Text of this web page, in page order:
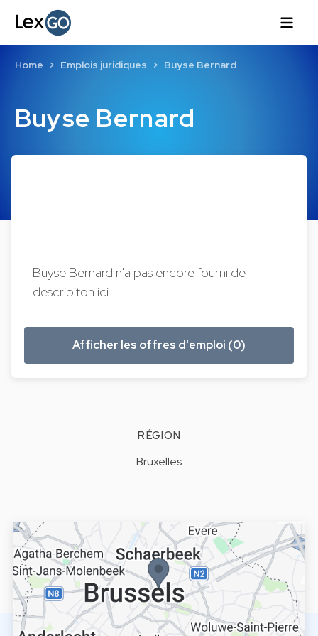
Buyse Bernard
Home Emplois juridiques Buyse Bernard
Buyse Bernard n'a pas encore fourni de
descripiton ici.
Afficher les offres d'emploi (0)
RÉGION
Bruxelles